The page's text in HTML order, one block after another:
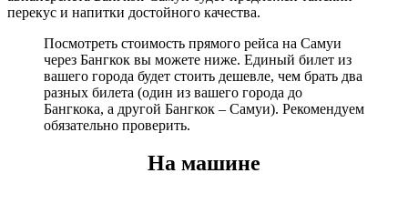
перекус и напитки достойного качества.
Посмотреть стоимость прямого рейса на Самуи
через Бангкок вы можете ниже. Единый билет из
вашего города будет стоить дешевле, чем брать два
разных билета (один из вашего города до
Бангкока, а другой Бангкок – Самуи). Рекомендуем
обязательно проверить.
На машине